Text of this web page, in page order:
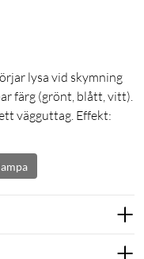
lysa vid skymning
färg (grönt, blått, vitt).
vägguttag. Effekt: